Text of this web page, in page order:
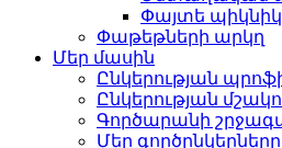
Փայտե
Փաթեթների արկղ
Մեր մասին
Ընկերության
Ընկերության
Գործարանի
Մեր գործընկերները